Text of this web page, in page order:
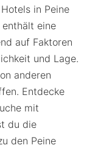
in Peine
eine
auf Faktoren
und Lage.
anderen
Entdecke
mit
du die
den Peine